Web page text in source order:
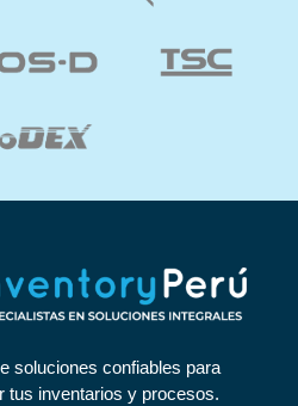
soluciones confiables para
tus inventarios y procesos.